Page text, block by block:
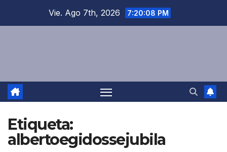
Vie. Ago 7th, 2026 7:20:08 PM
Etiqueta:
albertoegidossejubila